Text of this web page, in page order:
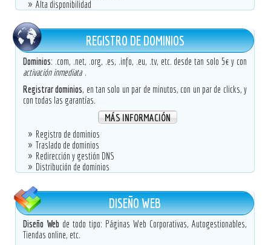
Alta disponibilidad
REGISTRO DE DOMINIOS
Dominios: .com, .net, .org, .es, .info, .eu, .tv, etc. desde tan solo 5€ y con
activación inmediata .
Registrar dominios, en tan solo un par de minutos, con un par de clicks, y
con todas las garantías.
MÁS INFORMACIÓN
Registro de dominios
Traslado de dominios
Redirección y gestión DNS
Distribución de dominios
DISEÑO WEB
Diseño Web de todo tipo: Páginas Web Corporativas, Autogestionables,
Tiendas online, etc.